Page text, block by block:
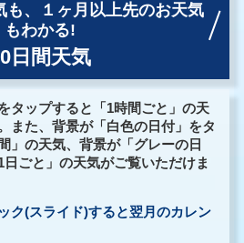
、
１ヶ月以上先のお天気
もわかる!
日間天気
タップすると「1時間ごと」の天
また、背景が「白色の日付」をタ
」の天気、背景が「グレーの日
ごと」の天気がご覧いただけま
ク(スライド)すると翌月のカレン